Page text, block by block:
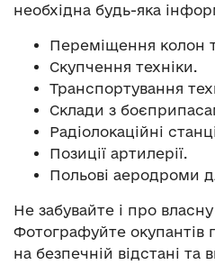
необхідна будь-яка
Переміщення колон
Скупчення техніки.
Транспортування
Склади з
Радіолокаційні
Позиції артилерії.
Польові аеродроми
Не забувайте і про
Фотографуйте
на безпечній відстані та